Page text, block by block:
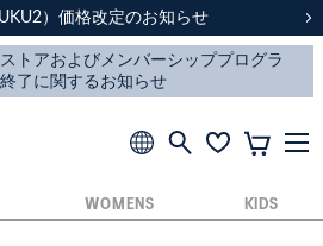
）価格改定のお知らせ
に関するお知らせ
）価格改定のお知らせ
に関するお知らせ
WOMENS KIDS